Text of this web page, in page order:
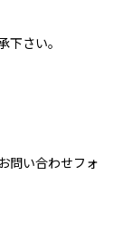
さい。
問い合わせフォ